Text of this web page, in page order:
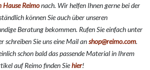
Hause Reimonach. Wir helfen Ihnen gerne bei der
können Sie auch über unseren
Beratung bekommen. Rufen Sie einfach unter
schreiben Sie uns eine Mail anshop@reimo.com.
schon bald das passende Material in Ihrem
auf Reimo finden Siehier!